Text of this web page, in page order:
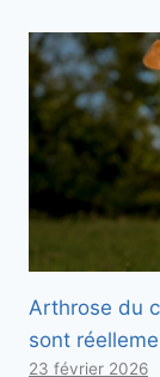
Arthrose du
sont
23 février 2026